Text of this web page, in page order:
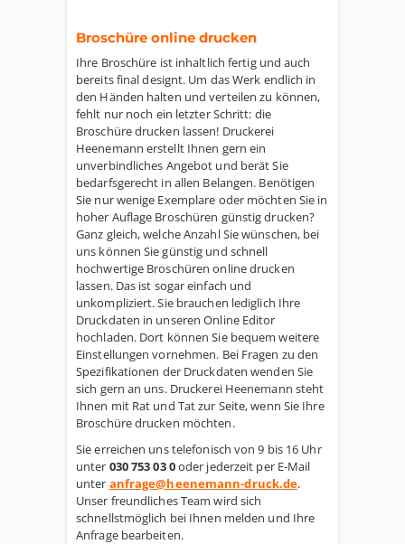
Broschüre online drucken
Ihre Broschüre ist inhaltlich fertig und auch
bereits final designt. Um das Werk endlich in
den Händen halten und verteilen zu können,
fehlt nur noch ein letzter Schritt: die
Broschüre drucken lassen! Druckerei
Heenemann erstellt Ihnen gern ein
unverbindliches Angebot und berät Sie
bedarfsgerecht in allen Belangen. Benötigen
Sie nur wenige Exemplare oder möchten Sie in
hoher Auflage Broschüren günstig drucken?
Ganz gleich, welche Anzahl Sie wünschen, bei
uns können Sie günstig und schnell
hochwertige Broschüren online drucken
lassen. Das ist sogar einfach und
unkompliziert. Sie brauchen lediglich Ihre
Druckdaten in unseren Online Editor
hochladen. Dort können Sie bequem weitere
Einstellungen vornehmen. Bei Fragen zu den
Spezifikationen der Druckdaten wenden Sie
sich gern an uns. Druckerei Heenemann steht
Ihnen mit Rat und Tat zur Seite, wenn Sie Ihre
Broschüre drucken möchten.
Sie erreichen uns telefonisch von 9 bis 16 Uhr
unter 030 753 03 0oder jederzeit per E-Mail
unter anfrage@heenemann-druck.de.
Unser freundliches Team wird sich
schnellstmöglich bei Ihnen melden und Ihre
Anfrage bearbeiten.